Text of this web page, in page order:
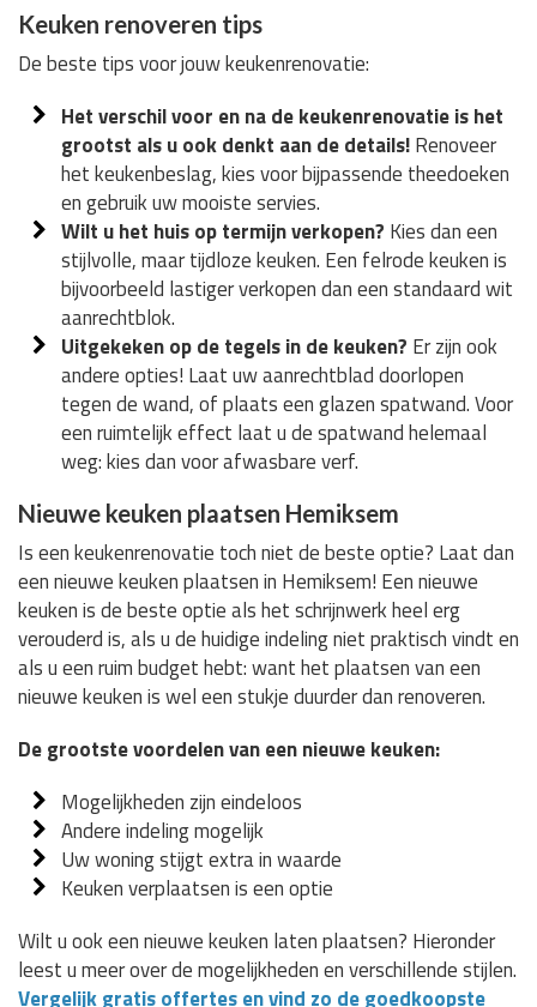
Keuken renoveren tips
De beste tips voor jouw keukenrenovatie:
Het verschil voor en na de keukenrenovatie is het
grootst als u ook denkt aan de details!Renoveer
het keukenbeslag, kies voor bijpassende theedoeken
en gebruik uw mooiste servies.
Wilt u het huis op termijn verkopen? Kies dan een
stijlvolle, maar tijdloze keuken. Een felrode keuken is
bijvoorbeeld lastiger verkopen dan een standaard wit
aanrechtblok.
Uitgekeken op de tegels in de keuken? Er zijn ook
andere opties! Laat uw aanrechtblad doorlopen
tegen de wand, of plaats een glazen spatwand. Voor
een ruimtelijk effect laat u de spatwand helemaal
weg: kies dan voor afwasbare verf.
Nieuwe keuken plaatsen Hemiksem
Is een keukenrenovatie toch niet de beste optie? Laat dan
een nieuwe keuken plaatsen in Hemiksem! Een nieuwe
keuken is de beste optie als het schrijnwerk heel erg
verouderd is, als u de huidige indeling niet praktisch vindt en
als u een ruim budget hebt: want het plaatsen van een
nieuwe keuken is wel een stukje duurder dan renoveren.
De grootste voordelen van een nieuwe keuken:
Mogelijkheden zijn eindeloos
Andere indeling mogelijk
Uw woning stijgt extra in waarde
Keuken verplaatsen is een optie
Wilt u ook een nieuwe keuken laten plaatsen? Hieronder
leest u meer over de mogelijkheden en verschillende stijlen.
Vergelijk gratis offertes en vind zo de goedkoopste